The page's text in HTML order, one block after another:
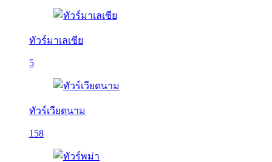
ทัวร์มาเลเซีย
5
ทัวร์เวียดนาม
158